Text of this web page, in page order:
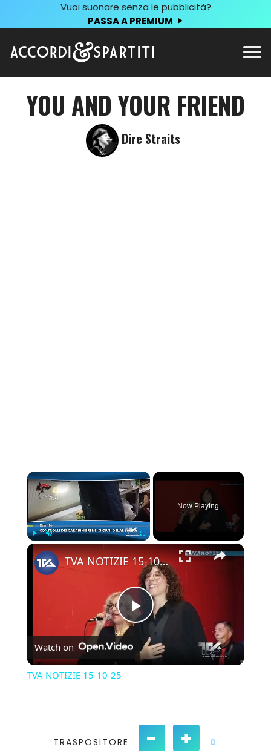
Vuoi suonare senza le pubblicità?
PASSA A PREMIUM
YOU AND YOUR FRIEND
Dire Straits
×
Play Unmute
Now Playing
×
Play
Video
TVA NOTIZIE 15-10-25
Watch on
TVA NOTIZIE 15-10-25
TRASPOSITORE - + 0